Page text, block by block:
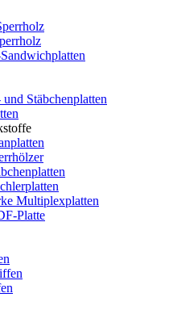
Stäbchenplatten
Multiplexplatten
Platte